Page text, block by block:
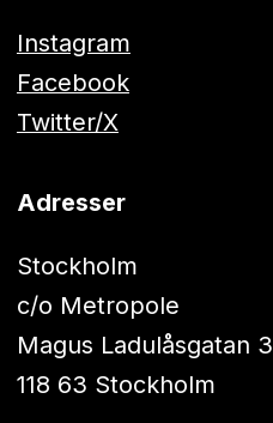
Instagram
Facebook
Twitter/X
Adresser
Stockholm
c/o Metropole
Magus Ladulåsgatan 3
118 63 Stockholm